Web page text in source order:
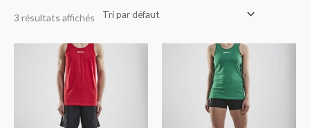
3 résultats affichés